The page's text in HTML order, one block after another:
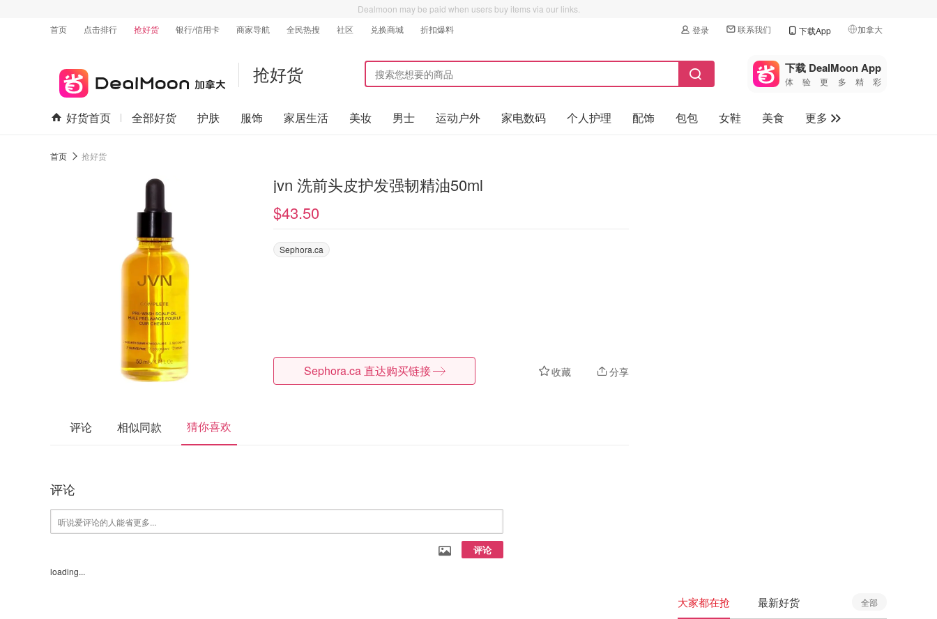
Dealmoon may be paid when users buy items via our links.
首页
点击排行 抢好货 银行/信用卡 商家导航 全民热搜 社区 兑换商城 折扣爆料 登录 联系我们 下载App 加拿大
🇺🇸
美国
🇨🇳中国
🇨🇦加拿大
抢好货 下载 DealMoon App
体验更多精彩
好货首页 全部好货 护肤 服饰 家居生活 美妆 男士 运动户外 家电数码 个人护理 配饰 包包 女鞋 美食
更多
首页 抢好货
jvn 洗前头皮护发强韧精油50ml
$43.50
Sephora.ca
收藏 分享
Sephora.ca 直达购买链接
评论 相似同款 猜你喜欢
评论
评论
loading...
大家都在抢 最新好货 全部